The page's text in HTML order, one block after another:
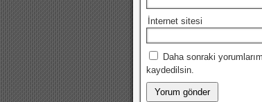
İnternet sitesi
Daha sonraki
kaydedilsin.